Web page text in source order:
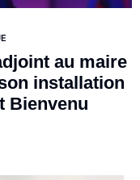
au maire
installation
Bienvenu